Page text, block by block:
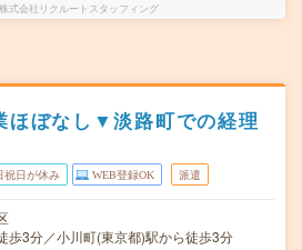
株式会社リクルートスタッフィング
ほぼなし▼淡路町での経理
祝日が休み WEB登録OK 派遣
歩3分／小川町(東京都)駅から徒歩3分